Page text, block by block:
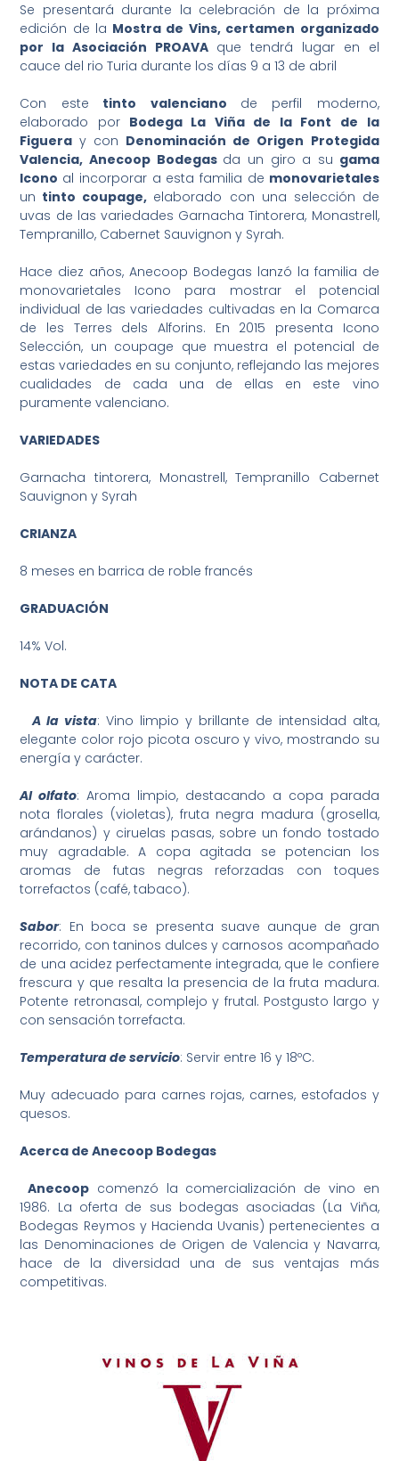
Se presentará durante la celebración de la próxima
edición de la Mostra de Vins, certamen organizado
por la Asociación PROAVA que tendrá lugar en el
cauce del rio Turia durante los días 9 a 13 de abril
Con este tinto valenciano de perfil moderno,
elaborado porBodega La Viña de la Font de la
Figuera y con Denominación de Origen Protegida
Valencia, Anecoop Bodegas da un giro a su gama
Icono al incorporar a esta familia de monovarietales
un tinto coupage, elaborado con una selección de
uvas de las variedades Garnacha Tintorera, Monastrell,
Tempranillo, Cabernet Sauvignon y Syrah.
Hace diez años, Anecoop Bodegas lanzó la familia de
monovarietales Icono para mostrar el potencial
individual de las variedades cultivadas en la Comarca
de les Terres dels Alforins. En 2015 presenta Icono
Selección, un coupage que muestra el potencial de
estas variedades en su conjunto, reflejando las mejores
cualidades de cada una de ellas en este vino
puramente valenciano.
VARIEDADES
Garnacha tintorera, Monastrell, Tempranillo Cabernet
Sauvignon y Syrah
CRIANZA
8 meses en barrica de roble francés
GRADUACIÓN
14% Vol.
NOTA DE CATA
A la vista: Vino limpio y brillante de intensidad alta,
elegante color rojo picota oscuro y vivo, mostrando su
energía y carácter.
Al olfato: Aroma limpio, destacando a copa parada
nota florales (violetas), fruta negra madura (grosella,
arándanos) y ciruelas pasas, sobre un fondo tostado
muy agradable. A copa agitada se potencian los
aromas de futas negras reforzadas con toques
torrefactos (café, tabaco).
Sabor: En boca se presenta suave aunque de gran
recorrido, con taninos dulces y carnosos acompañado
de una acidez perfectamente integrada, que le confiere
frescura y que resalta la presencia de la fruta madura.
Potente retronasal, complejo y frutal. Postgusto largo y
con sensación torrefacta.
Temperatura de servicio: Servir entre 16 y 18ºC.
Muy adecuado para carnes rojas, carnes, estofados y
quesos.
Acerca de Anecoop Bodegas
Anecoop comenzó la comercialización de vino en
1986. La oferta de sus bodegas asociadas (La Viña,
Bodegas Reymos y Hacienda Uvanis) pertenecientes a
las Denominaciones de Origen de Valencia y Navarra,
hace de la diversidad una de sus ventajas más
competitivas.